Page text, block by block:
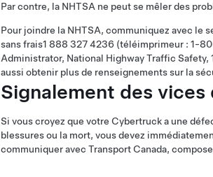
Par contre, la NHTSA ne peut se mêler des
Pour joindre la NHTSA, communiquez avec le
sans frais1 888 327 4236 (téléimprimeur : 1-
Administrator, National Highway Traffic Safety,
aussi obtenir plus de renseignements sur la
Signalement des
Si vous croyez que votre Cybertrucka une
blessures ou la mort, vous devez
communiquer avec Transport Canada,